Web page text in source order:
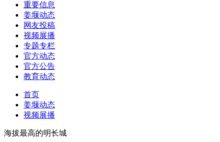
重要信息
姜堰动态
网友投稿
视频展播
专题专栏
官方动态
官方公告
教育动态
首页
姜堰动态
视频展播
海拔最高的明长城